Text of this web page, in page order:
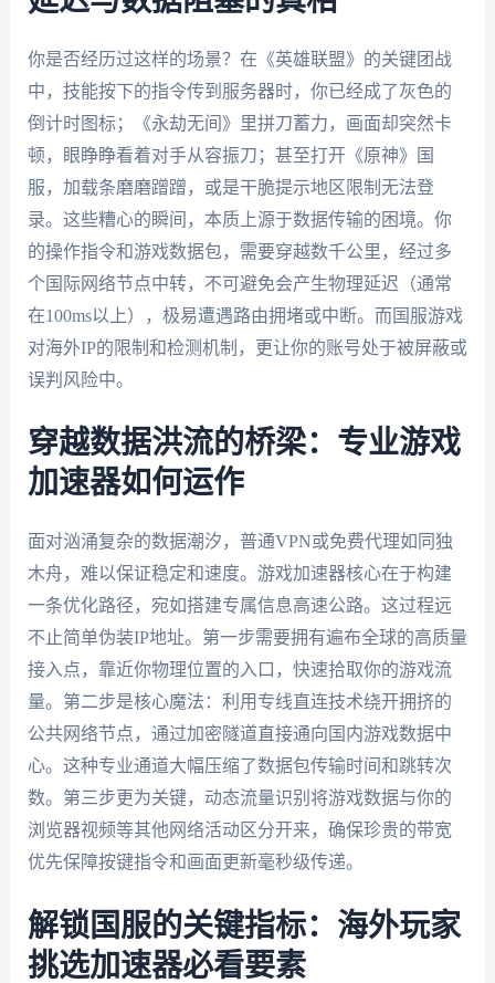
你是否经历过这样的场景？在《英雄联盟》的关键团战
中，技能按下的指令传到服务器时，你已经成了灰色的
倒计时图标；《永劫无间》里拼刀蓄力，画面却突然卡
顿，眼睁睁看着对手从容振刀；甚至打开《原神》国
服，加载条磨磨蹭蹭，或是干脆提示地区限制无法登
录。这些糟心的瞬间，本质上源于数据传输的困境。你
的操作指令和游戏数据包，需要穿越数千公里，经过多
个国际网络节点中转，不可避免会产生物理延迟（通常
在100ms以上），极易遭遇路由拥堵或中断。而国服游戏
对海外IP的限制和检测机制，更让你的账号处于被屏蔽或
误判风险中。
穿越数据洪流的桥梁：专业游戏
加速器如何运作
面对汹涌复杂的数据潮汐，普通VPN或免费代理如同独
木舟，难以保证稳定和速度。游戏加速器核心在于构建
一条优化路径，宛如搭建专属信息高速公路。这过程远
不止简单伪装IP地址。第一步需要拥有遍布全球的高质量
接入点，靠近你物理位置的入口，快速拾取你的游戏流
量。第二步是核心魔法：利用专线直连技术绕开拥挤的
公共网络节点，通过加密隧道直接通向国内游戏数据中
心。这种专业通道大幅压缩了数据包传输时间和跳转次
数。第三步更为关键，动态流量识别将游戏数据与你的
浏览器视频等其他网络活动区分开来，确保珍贵的带宽
优先保障按键指令和画面更新毫秒级传递。
解锁国服的关键指标：海外玩家
挑选加速器必看要素